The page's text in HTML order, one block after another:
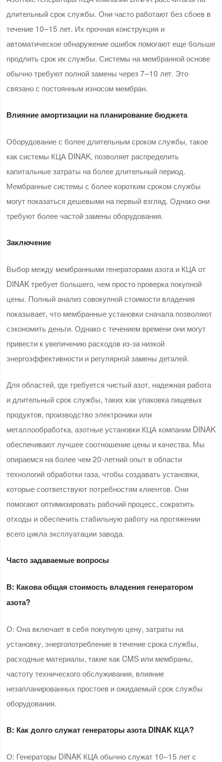
длительный срок службы. Они часто работают без сбоев в
течение 10–15 лет. Их прочная конструкция и
автоматическое обнаружение ошибок помогают еще больше
продлить срок их службы. Системы на мембранной основе
обычно требуют полной замены через 7–10 лет. Это
связано с постоянным износом мембран.
Влияние амортизации на планирование бюджета
Оборудование с более длительным сроком службы, такое
как системы КЦА DINAK, позволяет распределить
капитальные затраты на более длительный период.
Мембранные системы с более коротким сроком службы
могут показаться дешевыми на первый взгляд. Однако они
требуют более частой замены оборудования.
Заключение
Выбор между мембранными генераторами азота и КЦА от
DINAK требует большего, чем просто проверка покупной
цены. Полный анализ совокупной стоимости владения
показывает, что мембранные установки сначала позволяют
сэкономить деньги. Однако с течением времени они могут
привести к увеличению расходов из-за низкой
энергоэффективности и регулярной замены деталей.
Для областей, где требуется чистый азот, надежная работа
и длительный срок службы, таких как упаковка пищевых
продуктов, производство электроники или
металлообработка, азотные установки КЦА компании DINAK
обеспечивают лучшее соотношение цены и качества. Мы
опираемся на более чем 20-летний опыт в области
технологий обработки газа, чтобы создавать установки,
которые соответствуют потребностям клиентов. Они
помогают оптимизировать рабочий процесс, сократить
отходы и обеспечить стабильную работу на протяжении
всего цикла эксплуатации завода.
Часто задаваемые вопросы
В: Какова общая стоимость владения генератором
азота?
О: Она включает в себя покупную цену, затраты на
установку, энергопотребление в течение срока службы,
расходные материалы, такие как CMS или мембраны,
частоту технического обслуживания, влияние
незапланированных простоев и ожидаемый срок службы
оборудования.
В: Как долго служат генераторы азота DINAK КЦА?
О: Генераторы DINAK КЦА обычно служат 10–15 лет с